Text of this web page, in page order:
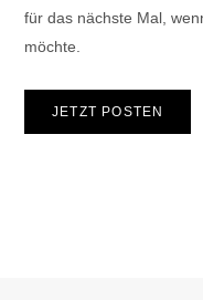
für das nächste Mal,
möchte.